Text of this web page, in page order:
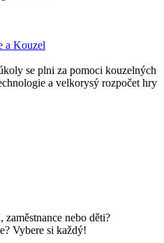
a Kouzel
se plni za pomoci kouzelných
a velkorysý rozpočet hry
nebo děti?
Vybere si každý!